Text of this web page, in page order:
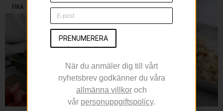
FIKA
PRENUMERERA
När du anmäler dig till vårt
nyhetsbrev godkänner du våra
allmänna villkor och
vår personuppgiftspolicy.